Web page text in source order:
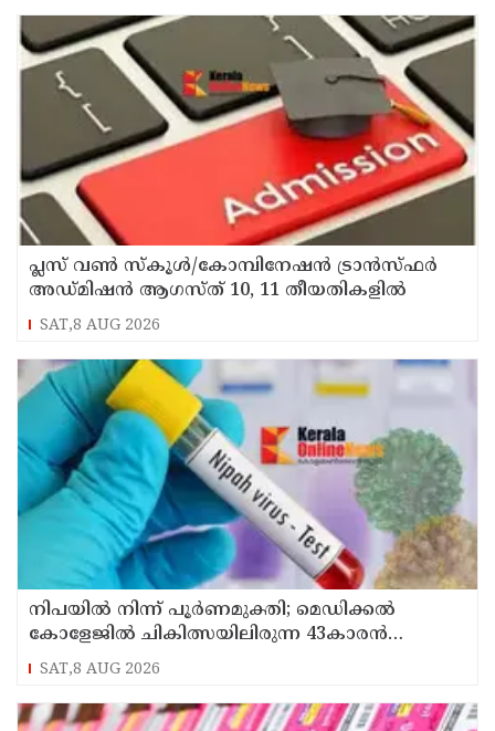
പ്ലസ് വൺ സ്‌കൂൾ/കോമ്പിനേഷൻ ട്രാൻസ്ഫർ
അഡ്മിഷൻ ആഗസ്ത് 10, 11 തീയതികളിൽ
SAT,8 AUG 2026
നിപയിൽ നിന്ന് പൂർണമുക്തി; മെഡിക്കൽ
കോളേജിൽ ചികിത്സയിലിരുന്ന 43കാരൻ
വീട്ടിലേക്ക് മടങ്ങി
SAT,8 AUG 2026